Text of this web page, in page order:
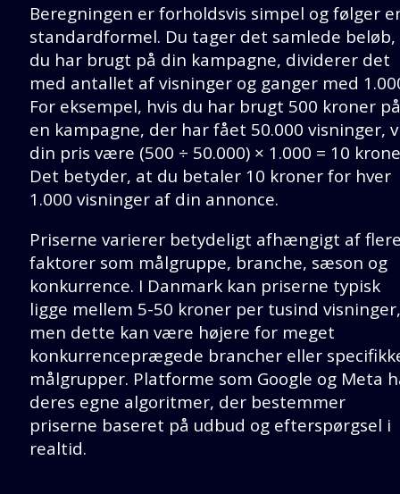
Beregningen er forholdsvis simpel og følger
standardformel. Du tager det samlede beløb,
du har brugt på din kampagne, dividerer det
med antallet af visninger og ganger med
For eksempel, hvis du har brugt 500 kroner på
en kampagne, der har fået 50.000 visninger,
din pris være (500 ÷ 50.000) × 1.000 = 10
Det betyder, at du betaler 10 kroner for hver
1.000 visninger af din annonce.
Priserne varierer betydeligt afhængigt af
faktorer som målgruppe, branche, sæson og
konkurrence. I Danmark kan priserne typisk
ligge mellem 5-50 kroner per tusind visninger,
men dette kan være højere for meget
konkurrenceprægede brancher eller
målgrupper. Platforme som Google og Meta
deres egne algoritmer, der bestemmer
priserne baseret på udbud og efterspørgsel i
realtid.